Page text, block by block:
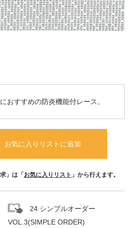
おすすめの防炎機能付レース。
お気に入りリストに追加
」は「 お気に入りリスト 」から行えます。
24 シンプルオーダー
VOL.3(SIMPLE ORDER)